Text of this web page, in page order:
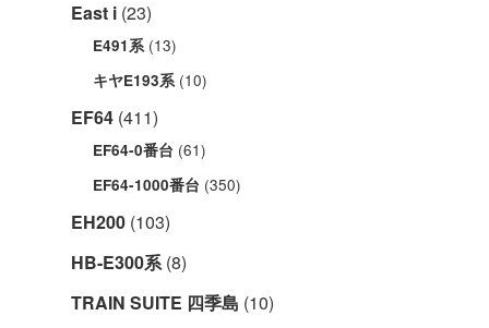
East i (23)
E491系 (13)
キヤE193系 (10)
EF64 (411)
EF64-0番台 (61)
EF64-1000番台 (350)
EH200 (103)
HB-E300系(8)
TRAIN SUITE 四季島 (10)